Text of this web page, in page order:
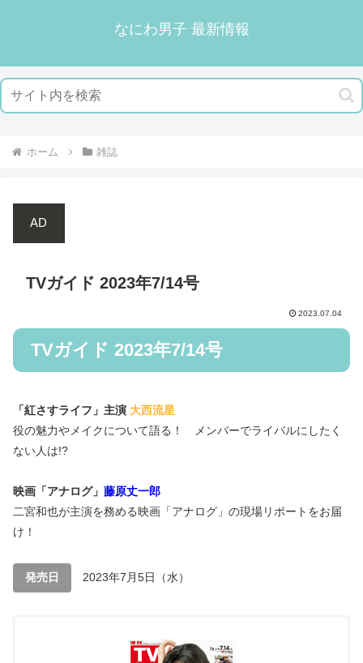
なにわ男子 最新情報
ホーム 雑誌
AD
TVガイド 2023年7/14号
2023.07.04
TVガイド 2023年7/14号
「紅さすライフ」主演 大西流星
役の魅力やメイクについて語る！ メンバーでライバルにしたく
ない人は!?
映画「アナログ」 藤原丈一郎
二宮和也が主演を務める映画「アナログ」の現場リポートをお届
け！
発売日 2023年7月5日（水）